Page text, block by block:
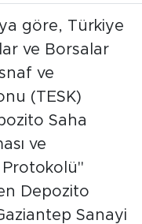
göre, Türkiye
ve Borsalar
ve
(TESK)
Saha
ve
Protokolü"
Depozito
Sanayi